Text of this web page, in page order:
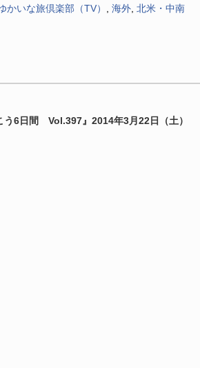
かいな旅倶楽部（TV） 海外 北米・中南
う6日間 Vol.397』2014年3月22日（土）